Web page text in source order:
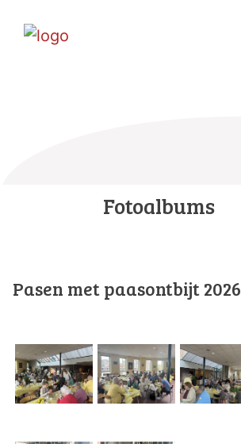
Fotoalbums
Pasen met paasontbijt 2026